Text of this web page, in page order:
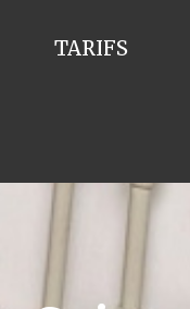
TARIFS